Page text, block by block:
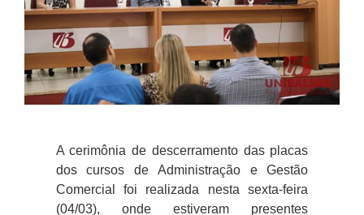
A cerimônia de descerramento das placas
dos cursos de Administração e Gestão
Comercial foi realizada nesta sexta-feira
(04/03), onde estiveram presentes